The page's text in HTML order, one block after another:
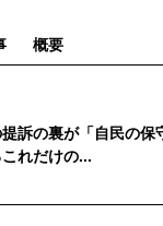
概要
訴の裏が「自民の保
れだけの...